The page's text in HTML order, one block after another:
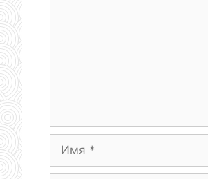
Имя